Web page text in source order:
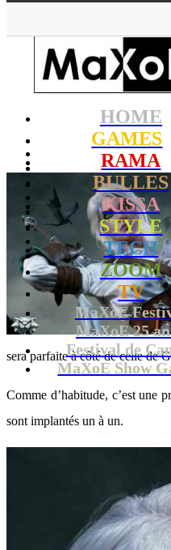
HOME
GAMES
RAMA
BULLES
KISSA
STYLE
TECH
ZOOM
TV
MaXoE
MaXoE 25
Festival de
MaXoE Show
sera parfaite à côté de celle de
Comme d’habitude, c’est une
sont implantés un à un.